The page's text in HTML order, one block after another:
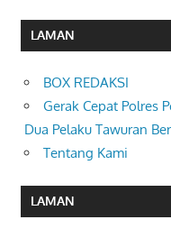
LAMAN
BOX REDAKSI
Gerak Cepat Polres
Dua Pelaku Tawuran
Tentang Kami
LAMAN